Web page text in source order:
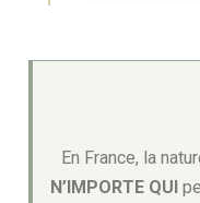
En France, la
N’IMPORTE QUI